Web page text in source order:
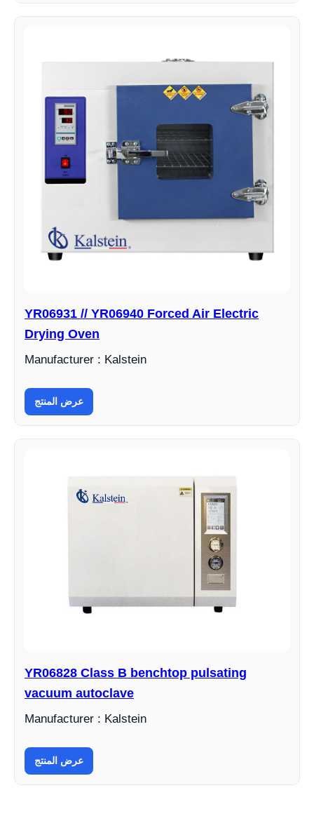
YR06931 // YR06940 Forced Air Electric
Drying Oven
Manufacturer : Kalstein
عرض المنتج
YR06828 Class B benchtop pulsating
vacuum autoclave
Manufacturer : Kalstein
عرض المنتج